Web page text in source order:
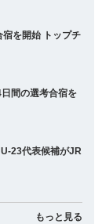
を開始 トップチ
間の選考合宿を
23代表候補がJR
もっと見る